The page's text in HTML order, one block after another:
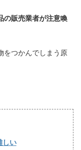
の販売業者が注意喚
をつかんでしまう原
しい